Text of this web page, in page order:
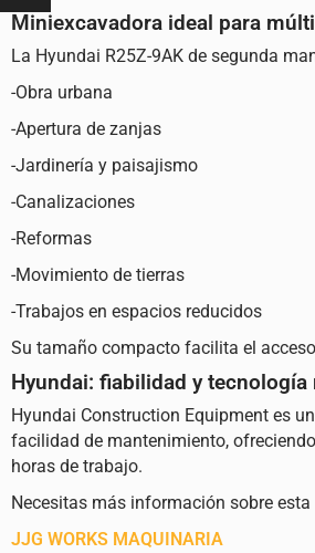
Miniexcavadora ideal para
La Hyundai R25Z-9AK de segunda
-Obra urbana
-Apertura de zanjas
-Jardinería y paisajismo
-Canalizaciones
-Reformas
-Movimiento de tierras
-Trabajos en espacios reducidos
Su tamaño compacto facilita el
Hyundai: fiabilidad y tecnología
Hyundai Construction Equipment es
facilidad de mantenimiento,
horas de trabajo.
Necesitas más información sobre
JJG WORKS MAQUINARIA